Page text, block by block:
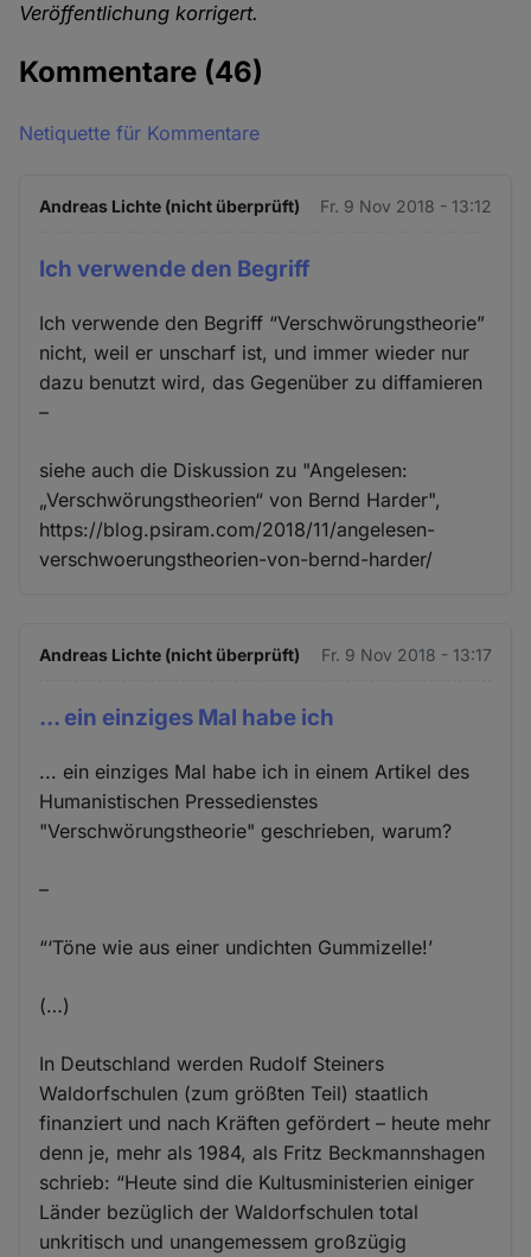
Veröffentlichung korrigert.
Kommentare (46)
Netiquette für Kommentare
Andreas Lichte (nicht überprüft) Fr. 9 Nov 2018 - 13:12
Ich verwende den Begriff
Ich verwende den Begriff “Verschwörungstheorie”
nicht, weil er unscharf ist, und immer wieder nur
dazu benutzt wird, das Gegenüber zu diffamieren
–
siehe auch die Diskussion zu "Angelesen:
„Verschwörungstheorien“ von Bernd Harder",
https://blog.psiram.com/2018/11/angelesen-
verschwoerungstheorien-von-bernd-harder/
Andreas Lichte (nicht überprüft) Fr. 9 Nov 2018 - 13:17
... ein einziges Mal habe ich
... ein einziges Mal habe ich in einem Artikel des
Humanistischen Pressedienstes
"Verschwörungstheorie" geschrieben, warum?
–
“‘Töne wie aus einer undichten Gummizelle!’
(…)
In Deutschland werden Rudolf Steiners
Waldorfschulen (zum größten Teil) staatlich
finanziert und nach Kräften gefördert – heute mehr
denn je, mehr als 1984, als Fritz Beckmannshagen
schrieb: “Heute sind die Kultusministerien einiger
Länder bezüglich der Waldorfschulen total
unkritisch und unangemessem großzügig